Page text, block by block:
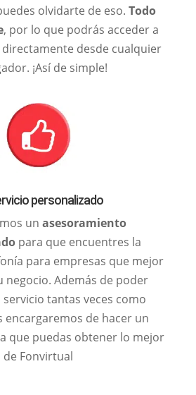
olvidarte de eso.Todo
, por lo que podrás acceder a
desde cualquier
¡Así de simple!
personalizado
unasesoramiento
para que encuentres la
para empresas que mejor
negocio. Además de poder
tantas veces como
encargaremos de hacer un
que puedas obtener lo mejor
de Fonvirtual